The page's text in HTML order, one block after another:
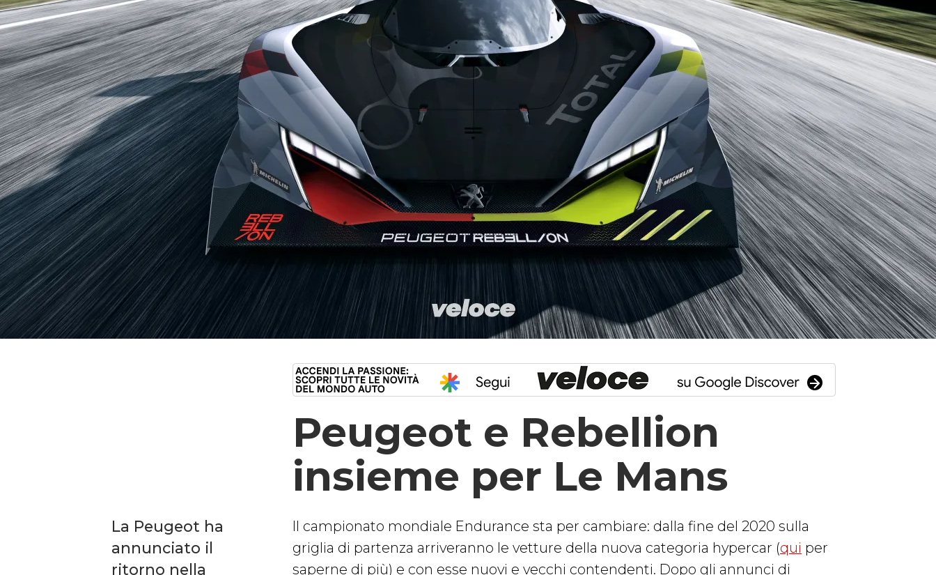
Peugeot e Rebellion
insieme per Le Mans
La Peugeot ha
annunciato il
ritorno nella
Il campionato mondiale Endurance sta per cambiare: dalla fine del 2020 sulla
griglia di partenza arriveranno le vetture della nuova categoria hypercar (qui per
saperne di più) e con esse nuovi e vecchi contendenti. Dopo gli annunci di